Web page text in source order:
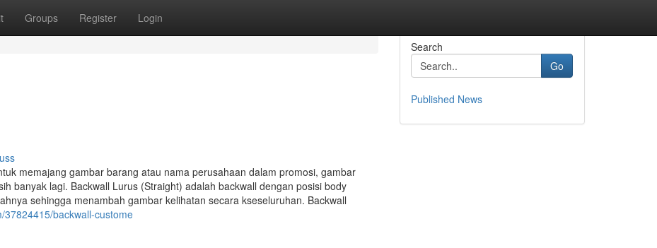
Groups Register Login
memajang gambar barang atau nama perusahaan dalam promosi, gambar
banyak lagi. Backwall Lurus (Straight) adalah backwall dengan posisi body
sehingga menambah gambar kelihatan secara kseseluruhan. Backwall
backwall-custome
Search
Go
Published News